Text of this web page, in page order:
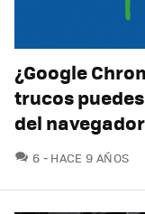
¿Google
trucos
del
6 COMENTARIOS
HACE 9 AÑOS